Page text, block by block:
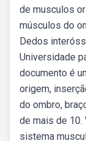
de musculos
músculos do
Dedos
Universidade
documento é
origem,
do ombro,
de mais de 10.
sistema